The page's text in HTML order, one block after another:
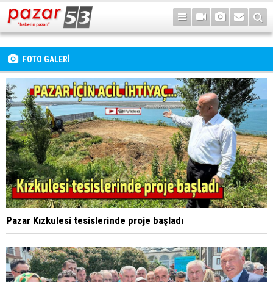
FOTO GALERİ
Pazar Kızkulesi tesislerinde proje başladı